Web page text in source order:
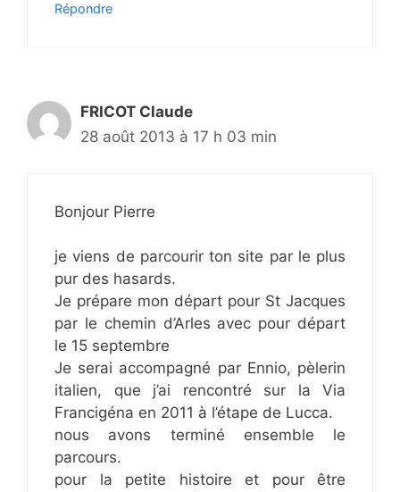
Répondre
FRICOT Claude
28 août 2013 à 17 h 03 min
Bonjour Pierre
je viens de parcourir ton site par le plus
pur des hasards.
Je prépare mon départ pour St Jacques
par le chemin d’Arles avec pour départ
le 15 septembre
Je serai accompagné par Ennio, pèlerin
italien, que j’ai rencontré sur la Via
Francigéna en 2011 à l’étape de Lucca.
nous avons terminé ensemble le
parcours.
pour la petite histoire et pour être